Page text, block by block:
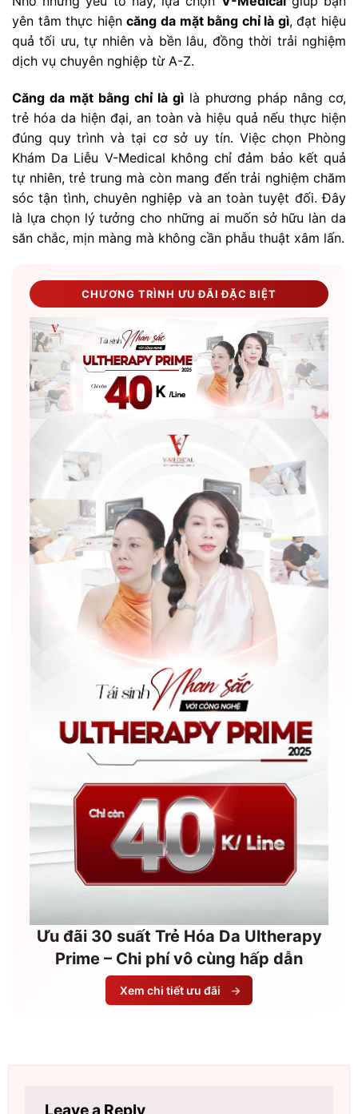
yên tâm thực hiệncăng da mặt bằng chỉ là gì, đạt hiệu
quả tối ưu, tự nhiên và bền lâu, đồng thời trải nghiệm
dịch vụ chuyên nghiệp từ A-Z.
Căng da mặt bằng chỉ là gì là phương pháp nâng cơ,
trẻ hóa da hiện đại, an toàn và hiệu quả nếu thực hiện
đúng quy trình và tại cơ sở uy tín. Việc chọn Phòng
Khám Da Liễu V-Medical không chỉ đảm bảo kết quả
tự nhiên, trẻ trung mà còn mang đến trải nghiệm chăm
sóc tận tình, chuyên nghiệp và an toàn tuyệt đối. Đây
là lựa chọn lý tưởng cho những ai muốn sở hữu làn da
săn chắc, mịn màng mà không cần phẫu thuật xâm lấn.
CHƯƠNG TRÌNH ƯU ĐÃI ĐẶC BIỆT
Ưu đãi 30 suất Trẻ Hóa Da Ultherapy
Prime – Chi phí vô cùng hấp dẫn
Xem chi tiết ưu đãi →